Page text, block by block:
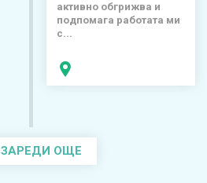
активно обгрижва и
подпомага работата ми
с...
ЗАРЕДИ ОЩЕ